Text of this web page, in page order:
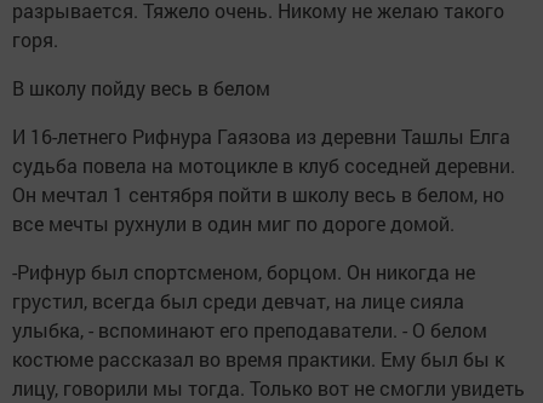
разрывается. Тяжело очень. Никому не желаю такого
горя.
В школу пойду весь в белом
И 16-летнего Рифнура Гаязова из деревни Ташлы Елга
судьба повела на мотоцикле в клуб соседней деревни.
Он мечтал 1 сентября пойти в школу весь в белом, но
все мечты рухнули в один миг по дороге домой.
-Рифнур был спортсменом, борцом. Он никогда не
грустил, всегда был среди девчат, на лице сияла
улыбка, - вспоминают его преподаватели. - О белом
костюме рассказал во время практики. Ему был бы к
лицу, говорили мы тогда. Только вот не смогли увидеть